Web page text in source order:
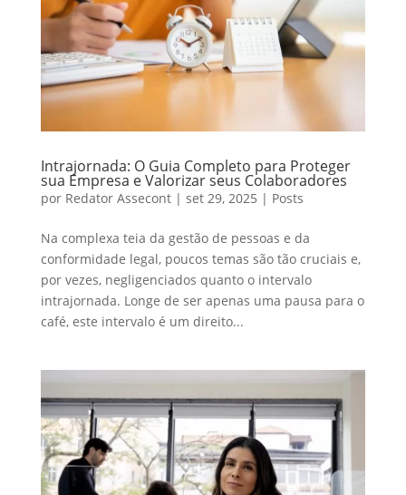
Intrajornada: O Guia Completo para Proteger
sua Empresa e Valorizar seus Colaboradores
por Redator Assecont| set 29, 2025 | Posts
Na complexa teia da gestão de pessoas e da
conformidade legal, poucos temas são tão cruciais e,
por vezes, negligenciados quanto o intervalo
intrajornada. Longe de ser apenas uma pausa para o
café, este intervalo é um direito...